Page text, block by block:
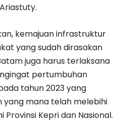
kemajuan infrastruktur
yang sudah dirasakan
juga harus terlaksana
pertumbuhan
tahun 2023 yang
yang mana telah melebihi
Kepri dan Nasional.